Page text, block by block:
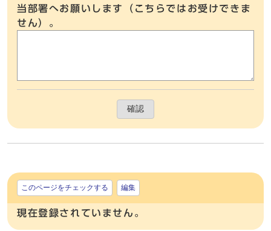
当部署へお願いします（こちらではお受けできま
せん）。
確認
このページをチェックする 編集
現在登録されていません。